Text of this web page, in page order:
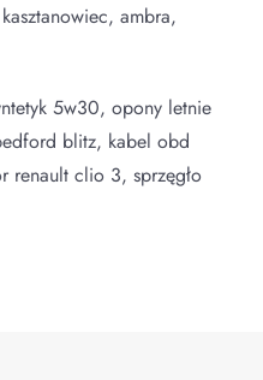
ambra,
5w30, opony letnie
blitz, kabel obd
renault clio 3, sprzęgło